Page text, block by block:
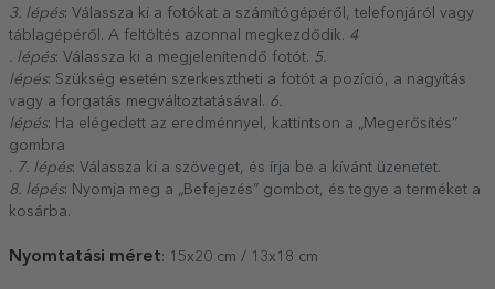
3. lépés: Válassza ki a fotókat a számítógépéről, telefonjáról vagy
táblagépéről. A feltöltés azonnal megkezdődik. 4
. lépés: Válassza ki a megjelenítendő fotót. 5.
lépés: Szükség esetén szerkesztheti a fotót a pozíció, a nagyítás
vagy a forgatás megváltoztatásával. 6.
lépés: Ha elégedett az eredménnyel, kattintson a „Megerősítés”
gombra
. 7. lépés: Válassza ki a szöveget, és írja be a kívánt üzenetet.
8. lépés: Nyomja meg a „Befejezés” gombot, és tegye a terméket a
kosárba.
Nyomtatási méret: 15x20 cm / 13x18 cm